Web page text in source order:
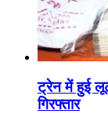
ट्रेन में हुई
गिरफ्तार